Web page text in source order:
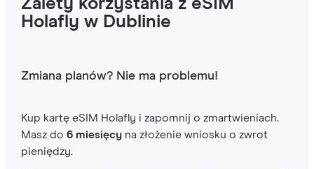
Zalety korzystania z eSIM
Holafly w Dublinie
Zmiana planów? Nie ma problemu!
Kup kartę eSIM Holafly i zapomnij o zmartwieniach.
Masz do 6 miesięcyna złożenie wniosku o zwrot
pieniędzy.